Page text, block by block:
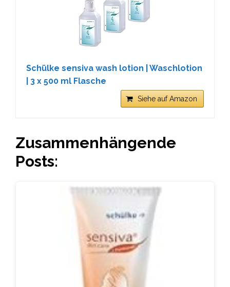
Schülke sensiva wash lotion | Waschlotion
| 3 x 500 ml Flasche
Siehe auf Amazon
Zusammenhängende
Posts: